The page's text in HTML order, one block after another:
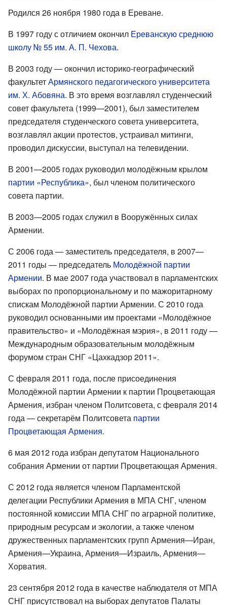
Родился 26 ноября 1980 года в Ереване.
В 1997 году с отличием окончил Ереванскую среднюю
школу № 55 им. А. П. Чехова.
В 2003 году — окончил историко-географический
факультетАрмянского педагогического университета
им. Х. Абовяна. В это время возглавлял студенческий
совет факультета (1999—2001), был заместителем
председателя студенческого совета университета,
возглавлял акции протестов, устраивал митинги,
проводил дискуссии, выступал на телевидении.
В 2001—2005 годах руководил молодёжным крылом
партии «Республика», был членом политического
совета партии.
В 2003—2005 годах служил в Вооружённых силах
Армении.
С 2006 года — заместитель председателя, в 2007—
2011 годы — председатель Молодёжной партии
Армении. В мае 2007 года участвовал в парламентских
выборах по пропорциональному и по мажоритарному
спискам Молодёжной партии Армении. С 2010 года
руководил основанными им проектами «Молодёжное
правительство» и «Молодёжная мэрия», в 2011 году —
Международным образовательным молодёжным
форумом стран СНГ «Цахкадзор 2011».
С февраля 2011 года, после присоединения
Молодёжной партии Армении к партии Процветающая
Армения, избран членом Политсовета, с февраля 2014
года — секретарём Политсовета партии
Процветающая Армения.
6 мая 2012 года избран депутатом Национального
собрания Армении от партии Процветающая Армения.
С 2012 года является членом Парламентской
делегации Республики Армения в МПА СНГ, членом
постоянной комиссии МПА СНГ по аграрной политике,
природным ресурсам и экологии, а также членом
дружественных парламентских групп Армения—Иран,
Армения—Украина, Армения—Израиль, Армения—
Хорватия.
23 сентября 2012 года в качестве наблюдателя от МПА
СНГ присутствовал на выборах депутатов Палаты